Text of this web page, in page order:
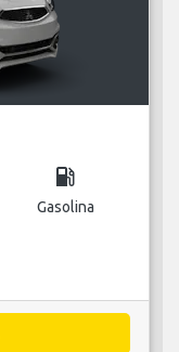
local_gas_station
Gasolina